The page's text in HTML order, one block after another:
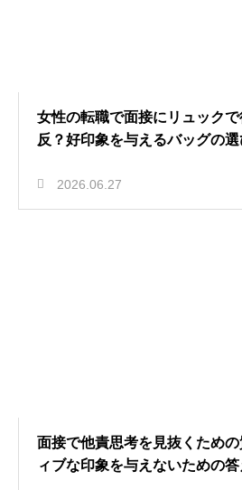
女性の転職で面接にリュック
反？好印象を与えるバッグの
2026.06.27
面接で他責思考を見抜くため
ィブな印象を与えないための